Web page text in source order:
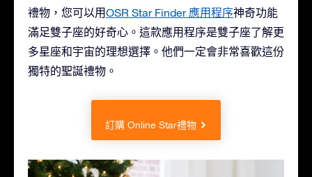
禮物，您可以用OSR Star Finder 應用程序神奇功能
滿足雙子座的好奇心。這款應用程序是雙子座了解更
多星座和宇宙的理想選擇。他們一定會非常喜歡這份
獨特的聖誕禮物。
訂購 Online Star禮物